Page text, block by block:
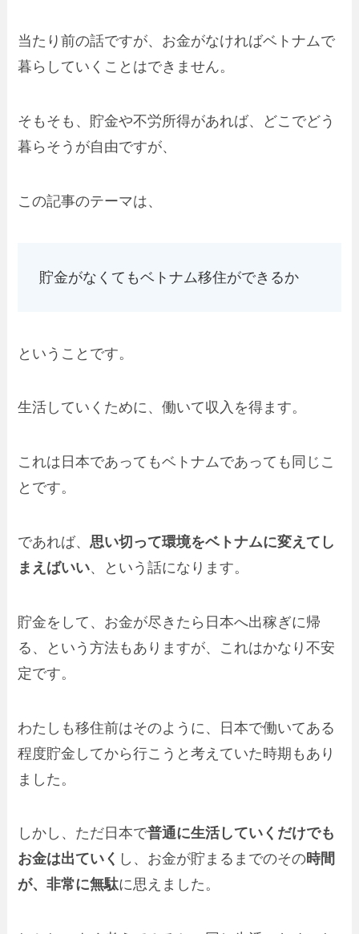
当たり前の話ですが、お金がなければベトナムで
暮らしていくことはできません。
そもそも、貯金や不労所得があれば、どこでどう
暮らそうが自由ですが、
この記事のテーマは、
貯金がなくてもベトナム移住ができるか
ということです。
生活していくために、働いて収入を得ます。
これは日本であってもベトナムであっても同じこ
とです。
であれば、思い切って環境をベトナムに変えてし
まえばいい、という話になります。
貯金をして、お金が尽きたら日本へ出稼ぎに帰
る、という方法もありますが、これはかなり不安
定です。
わたしも移住前はそのように、日本で働いてある
程度貯金してから行こうと考えていた時期もあり
ました。
しかし、ただ日本で普通に生活していくだけでも
お金は出ていく し、お金が貯まるまでのその時間
が、非常に無駄に思えました。